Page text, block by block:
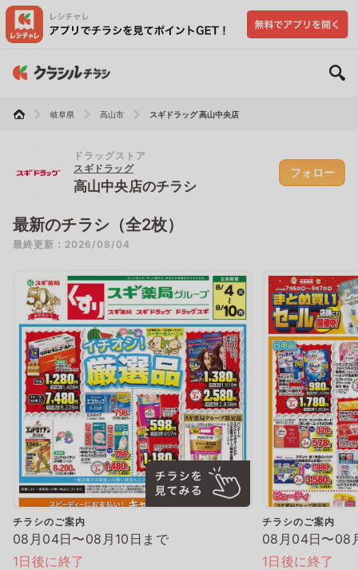
岐阜県 高山市 スギドラッグ 高山中央店
ドラッグストア
スギドラッグ
高山中央店のチラシ
フォロー
最新のチラシ（全2枚）
最終更新：2026/08/04
チラシのご案内
08月04日〜08月10日まで
1日後に終了
チラシのご案内
08月04日〜08
1日後に終了